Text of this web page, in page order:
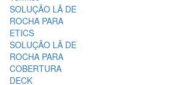
SOLUÇÃO LÃ DE
ROCHA PARA
ETICS
SOLUÇÃO LÃ DE
ROCHA PARA
COBERTURA
DECK